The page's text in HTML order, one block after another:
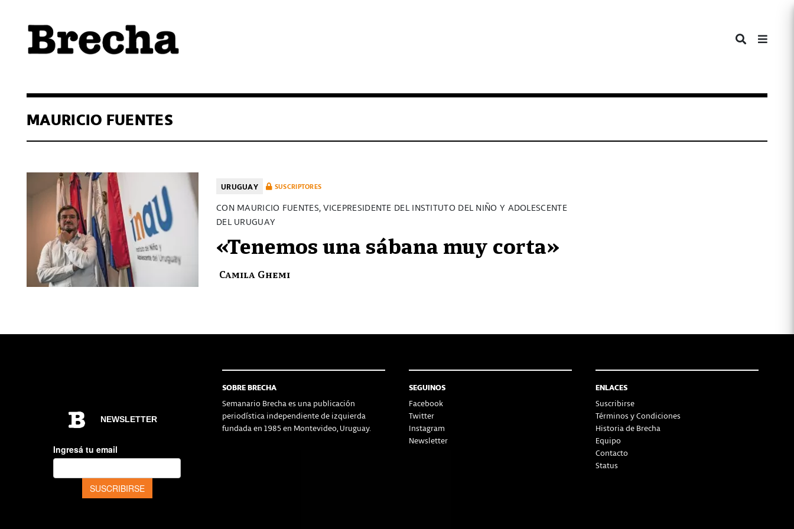
MAURICIO FUENTES
URUGUAY SUSCRIPTORES
CON MAURICIO FUENTES, VICEPRESIDENTE DEL INSTITUTO DEL NIÑO Y ADOLESCENTE
DEL URUGUAY
«Tenemos una sábana muy corta»
Camila Ghemi
SOBRE BRECHA
Semanario Brecha es una publicación
periodística independiente de izquierda
fundada en 1985 en Montevideo, Uruguay.
SEGUINOS
Facebook
Twitter
Instagram
Newsletter
ENLACES
Suscribirse
Términos y Condiciones
Historia de Brecha
Equipo
Contacto
Status